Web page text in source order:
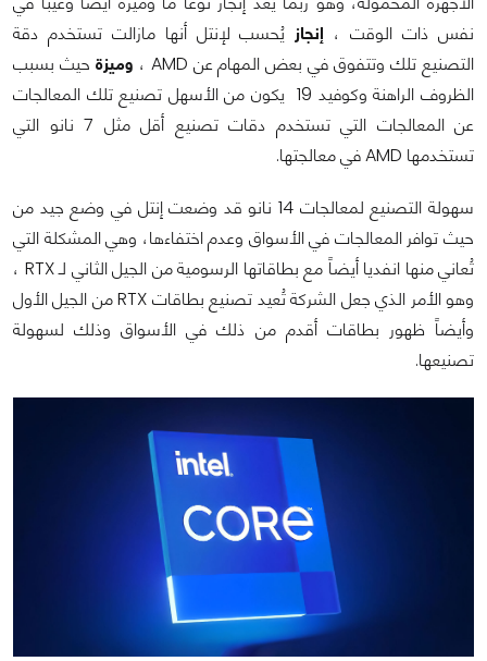
نفس ذات الوقت ، إنجاز يُحسب لإنتل أنها مازالت تستخدم دقة
التصنيع تلك وتتفوق في بعض المهام عن AMD ،
وميزة حيث بسبب
الظروف الراهنة وكوفيد 19 يكون من الأسهل تصنيع تلك المعالجات
عن المعالجات التي تستخدم دقات تصنيع أقل مثل 7 نانو التي
تستخدمها AMD في معالجتها.
سهولة التصنيع لمعالجات 14 نانو قد وضعت إنتل في وضع جيد من
حيث توافر المعالجات في الأسواق وعدم اختفاءها، وهي المشكلة التي
تُعاني منها انفديا أيضاً مع بطاقاتها الرسومية من الجيل الثاني لـ RTX ،
وهو الأمر الذي جعل الشركة تُعيد تصنيع بطاقات RTX من الجيل الأول
وأيضاً ظهور بطاقات أقدم من ذلك في الأسواق وذلك لسهولة
تصنيعها.